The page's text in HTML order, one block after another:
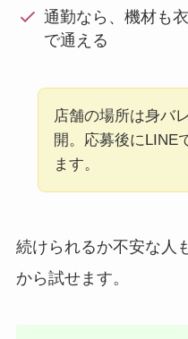
通勤なら、機材も
で通える
店舗の場所は身バ
開。応募後にLINE
ます。
続けられるか不安な人
から試せます。